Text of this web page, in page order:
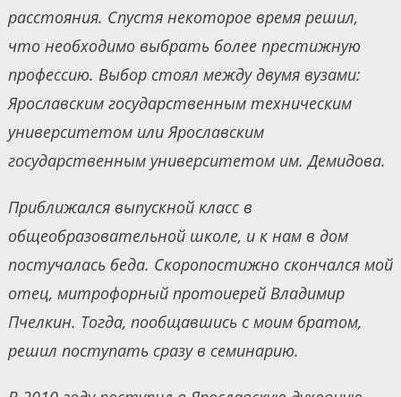
расстояния. Спустя некоторое время решил,
что необходимо выбрать более престижную
профессию. Выбор стоял между двумя вузами:
Ярославским государственным техническим
университетом или Ярославским
государственным университетом им. Демидова.
Приближался выпускной класс в
общеобразовательной школе, и к нам в дом
постучалась беда. Скоропостижно скончался мой
отец, митрофорный протоиерей Владимир
Пчелкин. Тогда, пообщавшись с моим братом,
решил поступать сразу в семинарию.